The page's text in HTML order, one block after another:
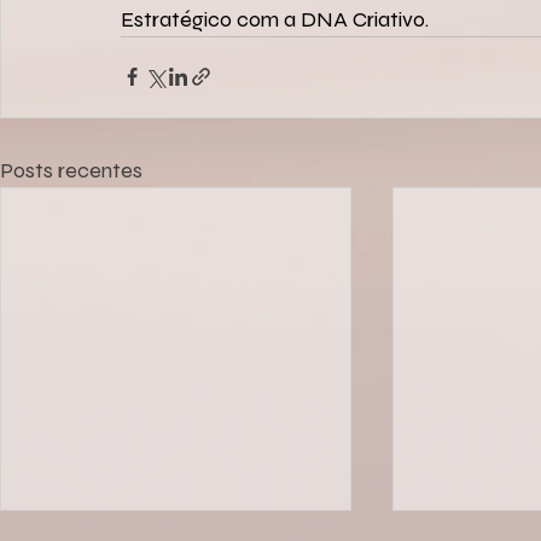
Estratégico com a DNA Criativo.
Posts recentes